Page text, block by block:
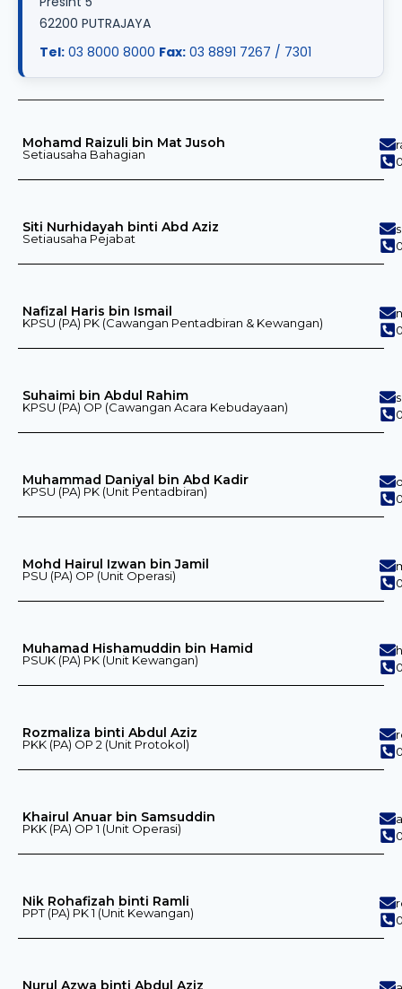
62200 PUTRAJAYA
Tel: 03 8000 8000 Fax: 03 8891 7267 / 7301
Mohamd Raizuli bin Mat Jusoh
Setiausaha Bahagian
Siti Nurhidayah binti Abd Aziz
Setiausaha Pejabat
Nafizal Haris bin Ismail
KPSU (PA) PK (Cawangan Pentadbiran & Kewangan)
Suhaimi bin Abdul Rahim
KPSU (PA) OP (Cawangan Acara Kebudayaan)
Muhammad Daniyal bin Abd Kadir
KPSU (PA) PK (Unit Pentadbiran)
Mohd Hairul Izwan bin Jamil
PSU (PA) OP (Unit Operasi)
Muhamad Hishamuddin bin Hamid
PSUK (PA) PK (Unit Kewangan)
Rozmaliza binti Abdul Aziz
PKK (PA) OP 2 (Unit Protokol)
Khairul Anuar bin Samsuddin
PKK (PA) OP 1 (Unit Operasi)
Nik Rohafizah binti Ramli
PPT (PA) PK 1 (Unit Kewangan)
Nurul Azwa binti Abdul Aziz